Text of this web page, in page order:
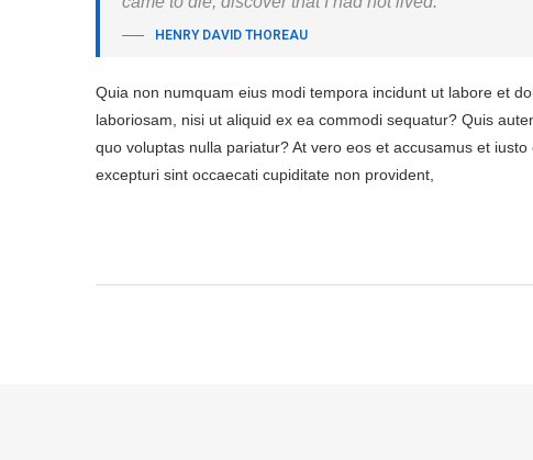
HENRY DAVID THOREAU
Quia non numquam eius modi tempora incidunt ut labore et
laboriosam, nisi ut aliquid ex ea commodi sequatur? Quis
quo voluptas nulla pariatur? At vero eos et accusamus et
excepturi sint occaecati cupiditate non provident,